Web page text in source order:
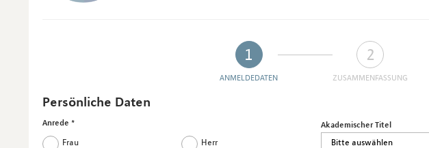
1
ANMELDEDATEN
2
ZUSAMMENFASSUNG
Persönliche Daten
Anrede
Frau Herr
Akademischer Titel